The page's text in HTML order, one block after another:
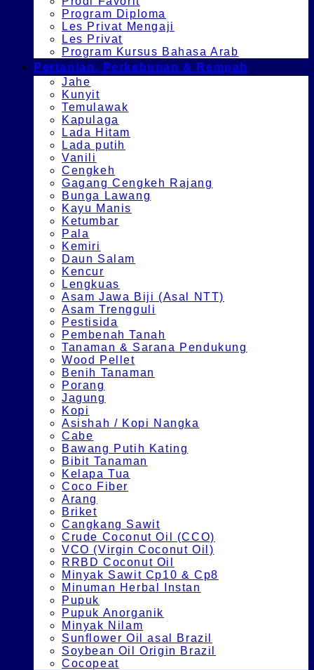
Program Diploma
Les Privat Mengaji
Les Privat
Program Kursus Bahasa Arab
Pertanian, Perkebunan & Rempah
Jahe
Kunyit
Temulawak
Kapulaga
Lada Hitam
Lada putih
Vanili
Cengkeh
Gagang Cengkeh Rajang
Bunga Lawang
Kayu Manis
Ketumbar
Pala
Kemiri
Daun Salam
Kencur
Lengkuas
Asam Jawa Biji (Asal NTT)
Asam Trengguli
Pestisida
Pembenah Tanah
Tanaman & Sarana Pendukung
Wood Pellet
Benih Tanaman
Porang
Jagung
Kopi
Asishah / Kopi Nangka
Cabe
Bawang Putih Kating
Bibit Tanaman
Kelapa Tua
Coco Fiber
Arang
Briket
Cangkang Sawit
Crude Coconut Oil (CCO)
VCO (Virgin Coconut Oil)
RRBD Coconut Oil
Minyak Sawit Cp10 & Cp8
Minuman Herbal Instan
Pupuk
Pupuk Anorganik
Minyak Nilam
Sunflower Oil asal Brazil
Soybean Oil Origin Brazil
Cocopeat